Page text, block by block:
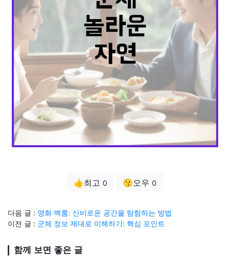
👍최고 0 😗오우 0
다음 글 : 영화 백룸: 신비로운 공간을 탐험하는 방법
이전 글 : 군체 정보 제대로 이해하기: 핵심 포인트
함께 보면 좋은 글